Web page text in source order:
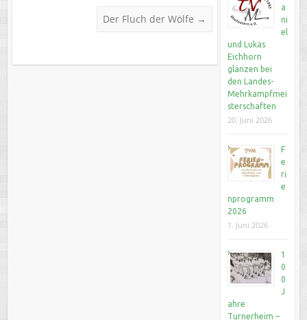
Der Fluch der Wölfe →
a
ni
el
und Lukas
Eichhorn
glänzen bei
den Landes-
Mehrkampfmei
sterschaften
20. Juni 2026
F
e
ri
e
nprogramm
2026
1. Juni 2026
1
0
0
J
ahre
Turnerheim –